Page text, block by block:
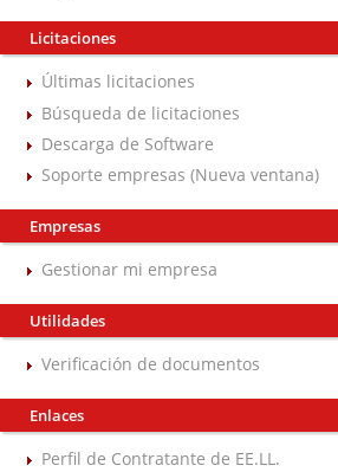
Licitaciones
Últimas licitaciones
Búsqueda de licitaciones
Descarga de Software
Soporte empresas (Nueva ventana)
Empresas
Gestionar mi empresa
Utilidades
Verificación de documentos
Enlaces
Perfil de Contratante de EE.LL.